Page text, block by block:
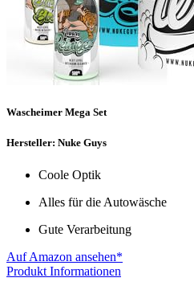
Wascheimer Mega Set
Hersteller: Nuke Guys
Coole Optik
Alles für die Autowäsche
Gute Verarbeitung
Auf Amazon ansehen*
Produkt Informationen